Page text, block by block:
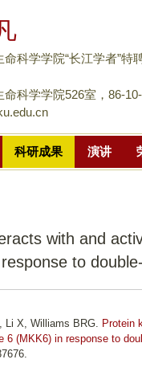
到
面
主
分
命科学学院“长江学者”
命科学学院526室，86-
科研成果 演讲
with and
to
Li X, Williams BRG. Protein
(MKK6) in response to